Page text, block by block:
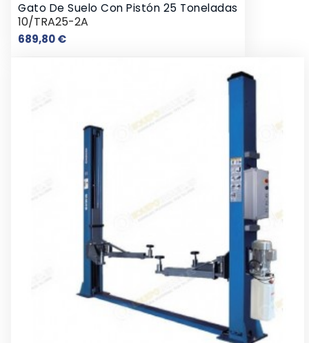
Gato De Suelo Con Pistón 25 Toneladas
10/TRA25-2A
689,80 €Precio